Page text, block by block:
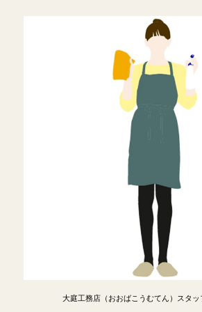
大庭工務店（おおばこうむてん）スタ